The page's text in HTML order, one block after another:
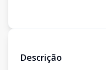
Descrição